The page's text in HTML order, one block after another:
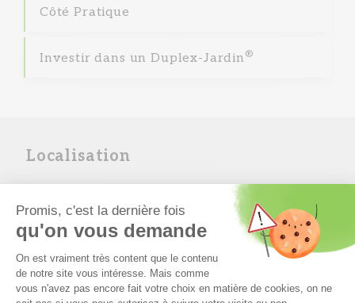
Localisation
Turckheim
03.89.31.73.27
info68colmar@carre-habitat.com
Côté Pratique
Investir dans un Duplex-Jardin ®